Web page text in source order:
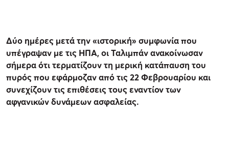
Δύο ημέρες μετά την «ιστορική» συμφωνία που
υπέγραψαν με τις ΗΠΑ, οι Ταλιμπάν ανακοίνωσαν
σήμερα ότι τερματίζουν τη μερική κατάπαυση του
πυρός που εφάρμοζαν από τις 22 Φεβρουαρίου και
συνεχίζουν τις επιθέσεις τους εναντίον των
αφγανικών δυνάμεων ασφαλείας.